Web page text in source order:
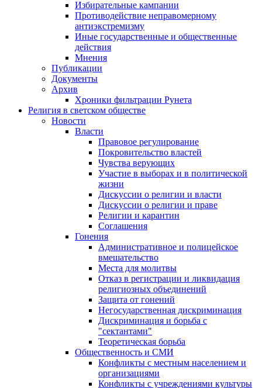
Избирательные кампании
Противодействие неправомерному
антиэкстремизму
Иные государственные и общественные
действия
Мнения
Публикации
Документы
Архив
Хроники фильтрации Рунета
Религия в светском обществе
Новости
Власти
Правовое регулирование
Покровительство властей
Чувства верующих
Участие в выборах и в политической
жизни
Дискуссии о религии и власти
Дискуссии о религии и праве
Религии и карантин
Соглашения
Гонения
Административное и полицейское
вмешательство
Места для молитвы
Отказ в регистрации и ликвидация
религиозных объединений
Защита от гонений
Негосударственная дискриминация
Дискриминация и борьба с
"сектантами"
Теоретическая борьба
Общественность и СМИ
Конфликты с местным населением и
организациями
Конфликты с учреждениями культуры